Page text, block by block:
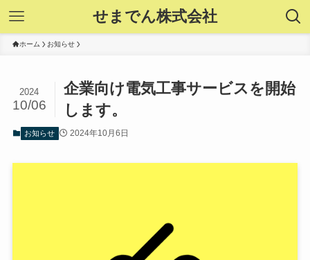
せまでん株式会社
ホーム お知らせ
企業向け電気工事サービスを開始
します。
2024
10/06
お知らせ 2024年10月6日